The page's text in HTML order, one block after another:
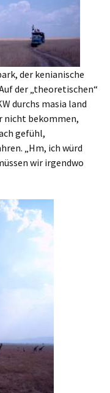
der kenianische
der „theoretischen“
durchs masia land
nicht bekommen,
gefühl,
„Hm, ich würd
wir irgendwo